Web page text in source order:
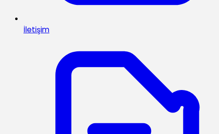
İletişim